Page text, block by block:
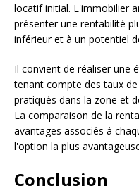
locatif initial. L'immobilier
présenter une rentabilité
inférieur et à un potentiel
Il convient de réaliser une
tenant compte des taux
pratiqués dans la zone et
La comparaison de la
avantages associés à
l'option la plus
Conclusion